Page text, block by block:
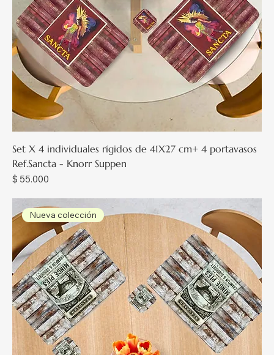
Set X 4 individuales rígidos de 41X27 cm+ 4 portavasos
Ref.Sancta - Knorr Suppen
Precio
$ 55.000
Nueva colección